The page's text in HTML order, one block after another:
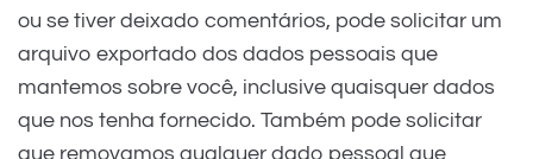
ou se tiver deixado comentários, pode solicitar um
arquivo exportado dos dados pessoais que
mantemos sobre você, inclusive quaisquer dados
que nos tenha fornecido. Também pode solicitar
que removamos qualquer dado pessoal que